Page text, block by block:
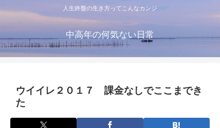
人生終盤の生き方ってこんなカンジ
中高年の何気ない日常
ウイイレ２０１７ 課金なしでここまでき
た